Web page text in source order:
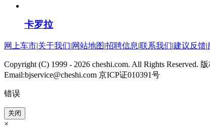
卡罗拉
网上车市|关于我们|网站地图|招聘信息|联系我们|建议反馈|
Copyright (C) 1999 - 2026 cheshi.com. All Rights Reserved.
Email:bjservice@cheshi.com 京ICP证010391号
错误
关闭
×